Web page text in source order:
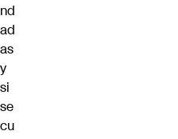
nd
ad
as
y
si
se
cu